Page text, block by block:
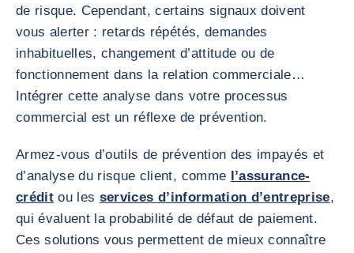
de risque. Cependant, certains signaux doivent
vous alerter : retards répétés, demandes
inhabituelles, changement d’attitude ou de
fonctionnement dans la relation commerciale…
Intégrer cette analyse dans votre processus
commercial est un réflexe de prévention.
Armez-vous d’outils de prévention des impayés et
d’analyse du risque client, comme l’assurance-
crédit ou les services d’information d’entreprise,
qui évaluent la probabilité de défaut de paiement.
Ces solutions vous permettent de mieux connaître